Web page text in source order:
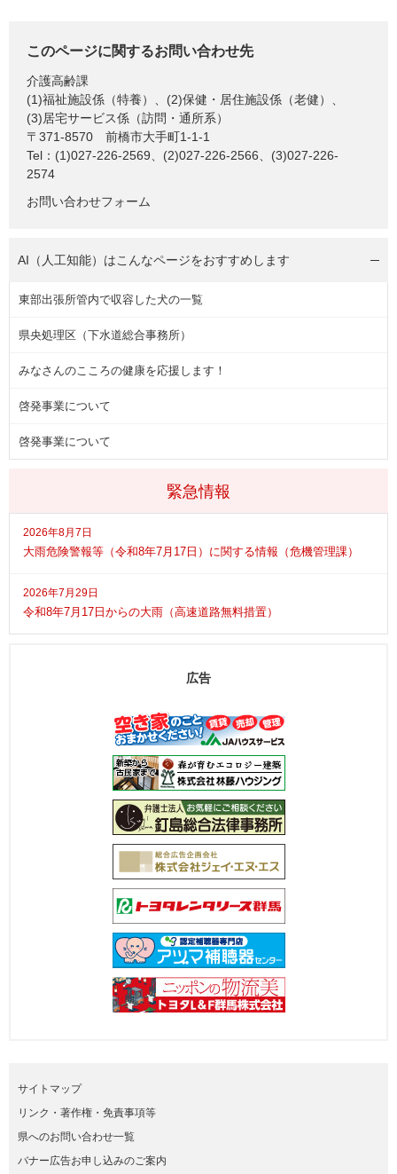
このページに関するお問い合わせ先
介護高齢課
(1)福祉施設係（特養）、(2)保健・居住施設係（老健）、
(3)居宅サービス係（訪問・通所系）
〒371-8570
前橋市大手町1-1-1
Tel：(1)027-226-2569、(2)027-226-2566、(3)027-226-
2574
お問い合わせフォーム
緊急情報
2026年8月7日
大雨危険警報等（令和8年7月17日）に関する情報（危機管理課）
2026年7月29日
令和8年7月17日からの大雨（高速道路無料措置）
AI（人工知能）はこんなページをおすすめします
東部出張所管内で収容した犬の一覧
県央処理区（下水道総合事務所）
みなさんのこころの健康を応援します！
啓発事業について
啓発事業について
広告
サイトマップ
リンク・著作権・免責事項等
県へのお問い合わせ一覧
バナー広告お申し込みのご案内